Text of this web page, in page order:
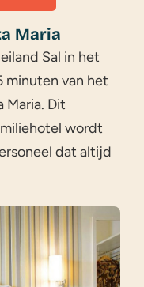
Maria
Sal in het
minuten van het
Maria. Dit
wordt
dat altijd